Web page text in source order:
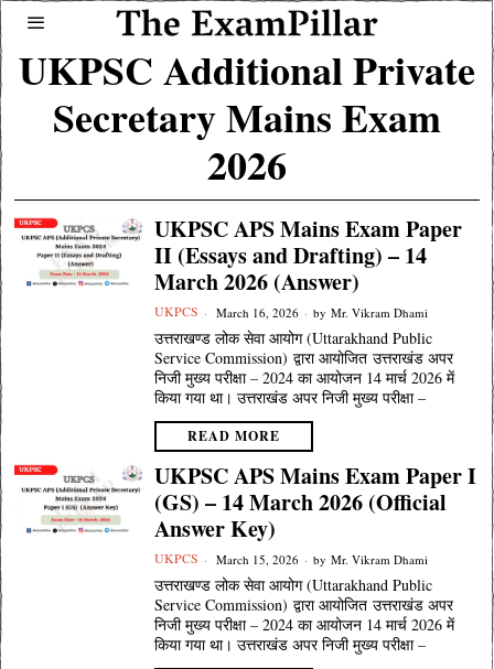
UKPSC Additional Private
Secretary Mains Exam
2026
UKPSC APS Mains Exam Paper
II (Essays and Drafting) – 14
March 2026 (Answer)
UKPCS March 16, 2026 by Mr. Vikram Dhami
उत्तराखण्ड लोक सेवा आयोग (Uttarakhand Public
Service Commission) द्वारा आयोजित उत्तराखंड अपर
निजी मुख्य परीक्षा – 2024 का आयोजन 14 मार्च 2026 में
किया गया था। उत्तराखंड अपर निजी मुख्य परीक्षा –
READ MORE
UKPSC APS Mains Exam Paper I
(GS) – 14 March 2026 (Official
Answer Key)
UKPCS March 15, 2026 by Mr. Vikram Dhami
उत्तराखण्ड लोक सेवा आयोग (Uttarakhand Public
Service Commission) द्वारा आयोजित उत्तराखंड अपर
निजी मुख्य परीक्षा – 2024 का आयोजन 14 मार्च 2026 में
किया गया था। उत्तराखंड अपर निजी मुख्य परीक्षा –